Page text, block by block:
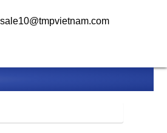
sale10@tmpvietnam.com